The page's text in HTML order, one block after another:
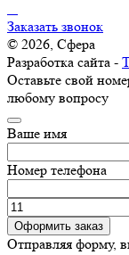
Заказать звонок
© 2026, Сфера
Разработка сайта -
Оставьте свой
любому вопросу
Ваше имя
Номер телефона
Оформить заказ
Отправляя форму,